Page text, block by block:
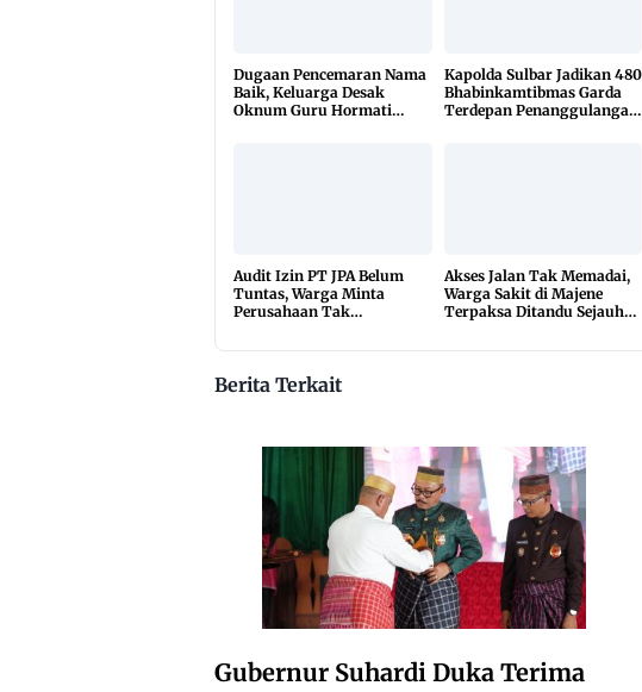
Dugaan Pencemaran Nama
Baik, Keluarga Desak
Oknum Guru Hormati
Kapolda Sulbar Jadikan 480
Bhabinkamtibmas Garda
Terdepan Penanggulangan
Audit Izin PT JPA Belum
Tuntas, Warga Minta
Perusahaan Tak
Akses Jalan Tak Memadai,
Warga Sakit di Majene
Terpaksa Ditandu Sejauh
Berita Terkait
Gubernur Suhardi Duka Terima